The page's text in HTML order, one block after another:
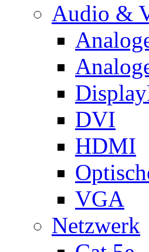
Audio &
DVI
HDMI
VGA
Netzwerk